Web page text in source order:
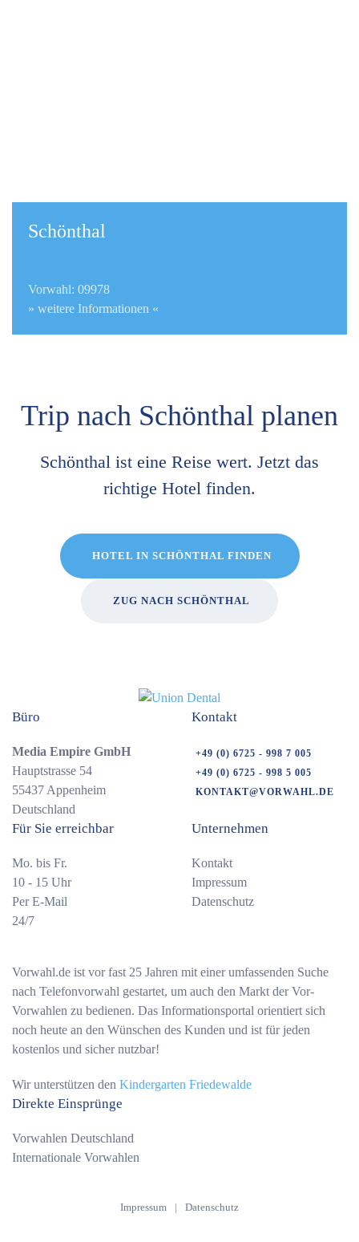
Schönthal
Vorwahl: 09978
» weitere Informationen «
Trip nach Schönthal planen
Schönthal ist eine Reise wert. Jetzt das
richtige Hotel finden.
HOTEL IN SCHÖNTHAL FINDEN
ZUG NACH SCHÖNTHAL
Büro
Media Empire GmbH
Hauptstrasse 54
55437 Appenheim
Deutschland
Kontakt
+49 (0) 6725 - 998 7 005
+49 (0) 6725 - 998 5 005
KONTAKT@VORWAHL.DE
Für Sie erreichbar
Mo. bis Fr.
10 - 15 Uhr
Per E-Mail
24/7
Unternehmen
Kontakt
Impressum
Datenschutz
Vorwahl.de ist vor fast 25 Jahren mit einer umfassenden Suche
nach Telefonvorwahl gestartet, um auch den Markt der Vor-
Vorwahlen zu bedienen. Das Informationsportal orientiert sich
noch heute an den Wünschen des Kunden und ist für jeden
kostenlos und sicher nutzbar!
Wir unterstützen den Kindergarten Friedewalde
Direkte Einsprünge
Vorwahlen Deutschland
Internationale Vorwahlen
Impressum | Datenschutz